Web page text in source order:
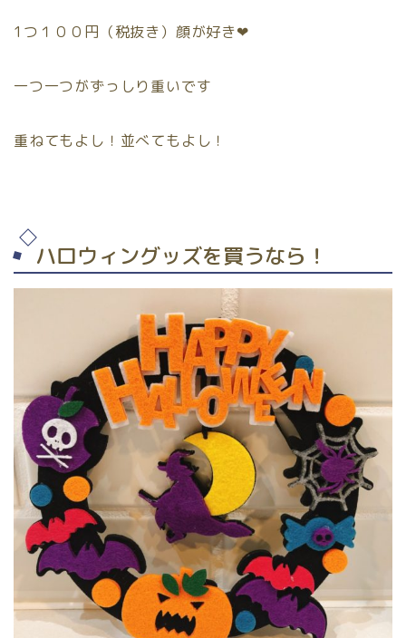
1つ１００円（税抜き）顔が好き❤︎
一つ一つがずっしり重いです
重ねてもよし！並べてもよし！
ハロウィングッズを買うなら！